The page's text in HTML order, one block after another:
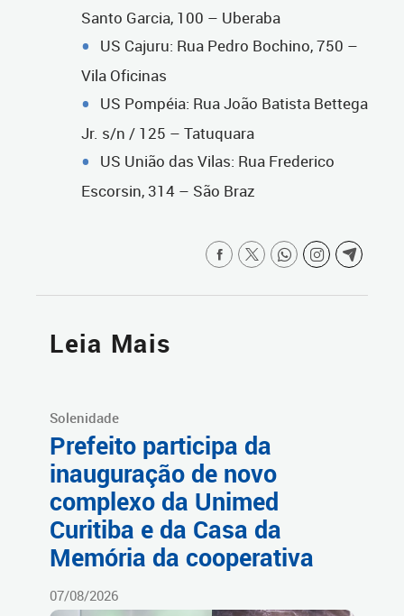
Santo Garcia, 100 – Uberaba
US Cajuru: Rua Pedro Bochino, 750 –
Vila Oficinas
US Pompéia: Rua João Batista Bettega
Jr. s/n / 125 – Tatuquara
US União das Vilas: Rua Frederico
Escorsin, 314 – São Braz
Leia Mais
Solenidade
Prefeito participa da
inauguração de novo
complexo da Unimed
Curitiba e da Casa da
Memória da cooperativa
07/08/2026